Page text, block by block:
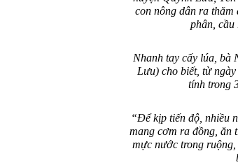
con nông dân ra
phân, cầu
Nhanh tay cấy lúa, bà
Lưu) cho biết, từ
tính trong
“Để kịp tiến độ, nhiều
mang cơm ra đồng, ăn
mực nước trong